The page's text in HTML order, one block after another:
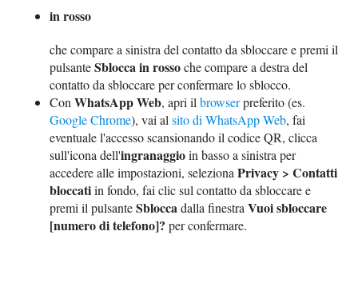
in rosso
che compare a sinistra del contatto da sbloccare e premi il
pulsanteSblocca in rossoche compare a destra del
contatto da sbloccare per confermare lo sblocco.
ConWhatsApp Web, apri ilbrowserpreferito (es.
Google Chrome), vai alsito di WhatsApp Web, fai
eventuale l'accesso scansionando il codice QR, clicca
sull'icona dell'ingranaggioin basso a sinistra per
accedere alle impostazioni, selezionaPrivacy > Contatti
bloccatiin fondo, fai clic sul contatto da sbloccare e
premi il pulsanteSbloccadalla finestraVuoi sbloccare
[numero di telefono]? per confermare.